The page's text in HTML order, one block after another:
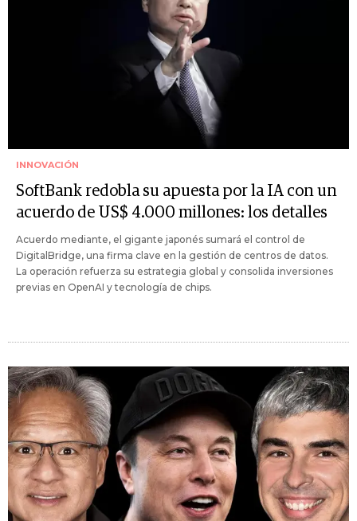
INNOVACIÓN
SoftBank redobla su apuesta por la IA con un
acuerdo de US$ 4.000 millones: los detalles
Acuerdo mediante, el gigante japonés sumará el control de
DigitalBridge, una firma clave en la gestión de centros de datos.
La operación refuerza su estrategia global y consolida inversiones
previas en OpenAI y tecnología de chips.